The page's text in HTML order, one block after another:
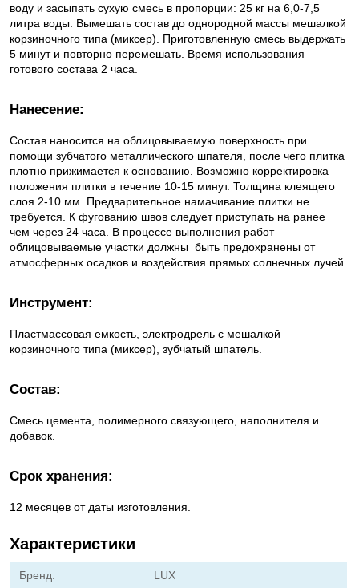
воду и засыпать сухую смесь в пропорции: 25 кг на 6,0-7,5
литра воды. Вымешать состав до однородной массы мешалкой
корзиночного типа (миксер). Приготовленную смесь выдержать
5 минут и повторно перемешать. Время использования
готового состава 2 часа.
Нанесение:
Состав наносится на облицовываемую поверхность при
помощи зубчатого металлического шпателя, после чего плитка
плотно прижимается к основанию. Возможно корректировка
положения плитки в течение 10-15 минут. Толщина клеящего
слоя 2-10 мм. Предварительное намачивание плитки не
требуется. К фугованию швов следует приступать на ранее
чем через 24 часа. В процессе выполнения работ
облицовываемые участки должны быть предохранены от
атмосферных осадков и воздействия прямых солнечных лучей.
Инструмент:
Пластмассовая емкость, электродрель с мешалкой
корзиночного типа (миксер), зубчатый шпатель.
Состав:
Смесь цемента, полимерного связующего, наполнителя и
добавок.
Срок хранения:
12 месяцев от даты изготовления.
Характеристики
Бренд: LUX